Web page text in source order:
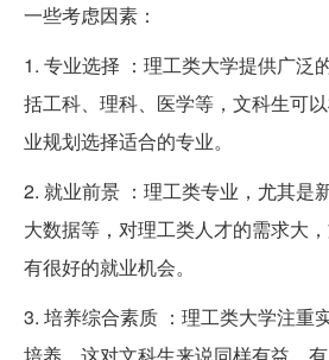
一些考虑因素：
1. 专业选择 ：理工类大学提供广泛
括工科、理科、医学等，文科生可
业规划选择适合的专业。
2. 就业前景 ：理工类专业，尤其是
大数据等，对理工类人才的需求大
有很好的就业机会。
3. 培养综合素质 ：理工类大学注重